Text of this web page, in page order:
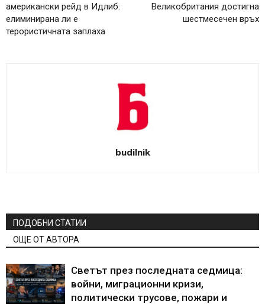
американски рейд в Идлиб:
елиминирана ли е
терористичната заплаха
Великобритания достигна
шестмесечен връх
budilnik
ПОДОБНИ СТАТИИ
ОЩЕ ОТ АВТОРА
Светът през последната седмица:
войни, миграционни кризи,
политически трусове, пожари и